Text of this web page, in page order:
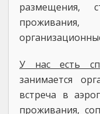
размещения,
У нас есть
занимается
встреча в
проживания,